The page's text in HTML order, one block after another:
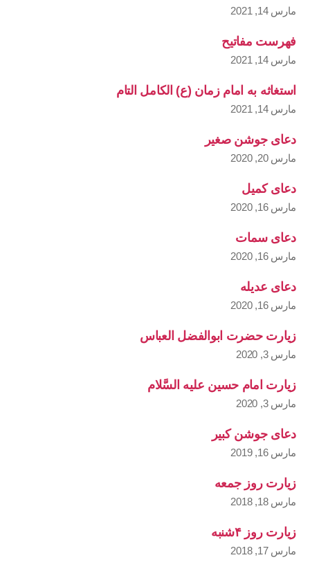
مارس 14, 2021
فهرست مفاتیح
مارس 14, 2021
استغاثه به امام زمان (ع) الکامل التام
مارس 14, 2021
دعای جوشن صغیر
مارس 20, 2020
دعای کمیل
مارس 16, 2020
دعای سمات
مارس 16, 2020
دعای عدیله
مارس 16, 2020
زیارت حضرت ابوالفضل العباس
مارس 3, 2020
زیارت امام حسین علیه السَّلام
مارس 3, 2020
دعای جوشن کبیر
مارس 16, 2019
زیارت روز جمعه
مارس 18, 2018
زیارت روز ۴شنبه
مارس 17, 2018